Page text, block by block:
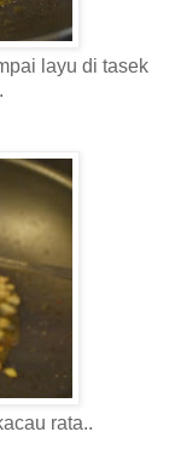
layu di tasek
rata..